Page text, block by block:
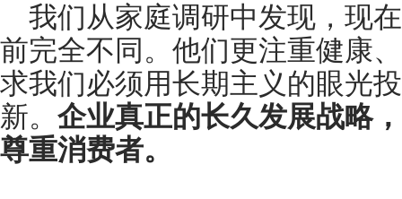
我们从家庭调研中发现，现
前完全不同。他们更注重健康
求我们必须用长期主义的眼光
新。 企业真正的长久发展战略
尊重消费者。